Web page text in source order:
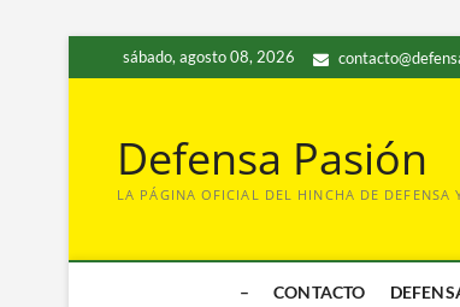
al
sábado, agosto 08, 2026
Defensa Pasión
LA PÁGINA OFICIAL DEL HINCHA DE DEFENSA
– CONTACTO